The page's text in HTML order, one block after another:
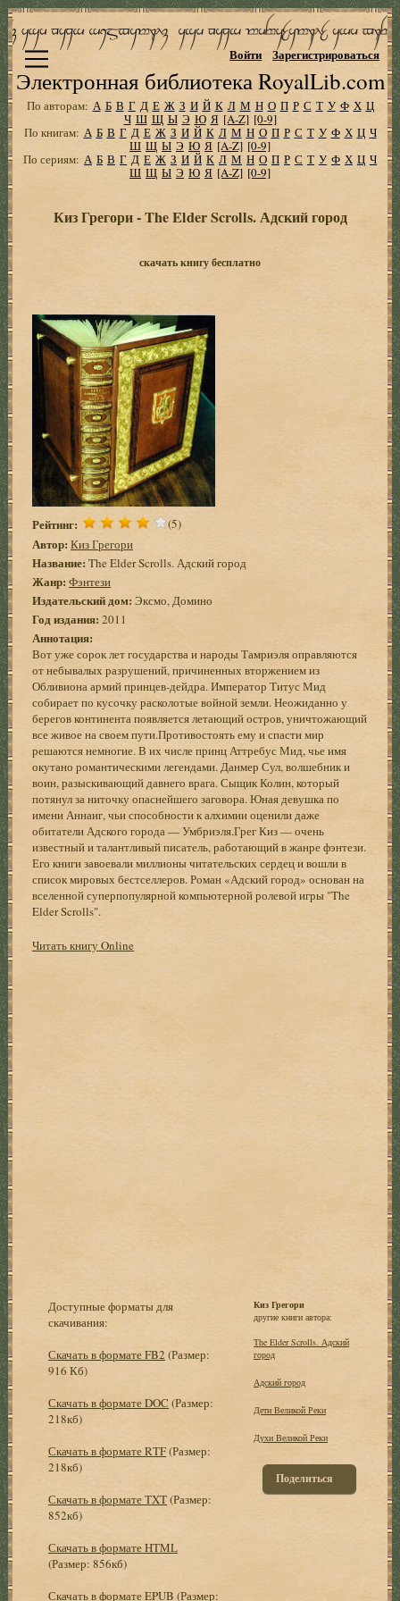
Электронная библиотека RoyalLib.com
Войти Зарегистрироваться
По авторам: А Б В Г Д Е Ж З И Й К Л М Н О П Р С Т У Ф Х Ц
Ч Ш Щ Ы Э Ю Я [A-Z] [0-9]
По книгам: А Б В Г Д Е Ж З И Й К Л М Н О П Р С Т У Ф Х Ц Ч
Ш Щ Ы Э Ю Я [A-Z] [0-9]
По сериям: А Б В Г Д Е Ж З И Й К Л М Н О П Р С Т У Ф Х Ц Ч
Ш Щ Ы Э Ю Я [A-Z] [0-9]
Киз Грегори - The Elder Scrolls. Адский город
скачать книгу бесплатно
Рейтинг: (5)
Автор: Киз Грегори
Название: The Elder Scrolls. Адский город
Жанр: Фэнтези
Издательский дом: Эксмо, Домино
Год издания: 2011
Аннотация:
Вот уже сорок лет государства и народы Тамриэля оправляются
от небывалых разрушений, причиненных вторжением из
Обливиона армий принцев-дейдра. Император Титус Мид
собирает по кусочку расколотые войной земли. Неожиданно у
берегов континента появляется летающий остров, уничтожающий
все живое на своем пути.Противостоять ему и спасти мир
решаются немногие. В их числе принц Аттребус Мид, чье имя
окутано романтическими легендами. Данмер Сул, волшебник и
воин, разыскивающий давнего врага. Сыщик Колин, который
потянул за ниточку опаснейшего заговора. Юная девушка по
имени Аннаиг, чьи способности к алхимии оценили даже
обитатели Адского города — Умбриэля.Грег Киз — очень
известный и талантливый писатель, работающий в жанре фэнтези.
Его книги завоевали миллионы читательских сердец и вошли в
список мировых бестселлеров. Роман «Адский город» основан на
вселенной суперпопулярной компьютерной ролевой игры "The
Elder Scrolls".
Читать книгу Online
Доступные форматы для
скачивания:
Скачать в формате FB2 (Размер:
916 Кб)
Скачать в формате DOC (Размер:
218кб)
Скачать в формате RTF(Размер:
218кб)
Скачать в формате TXT(Размер:
852кб)
Скачать в формате HTML
(Размер: 856кб)
Скачать в формате EPUB (Размер:
Киз Грегори
другие книги автора:
The Elder Scrolls. Адский
город
Адский город
Дети Великой Реки
Духи Великой Реки
Поделиться